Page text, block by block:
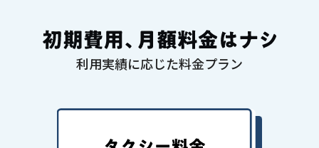
利用実績に応じた料金プラン